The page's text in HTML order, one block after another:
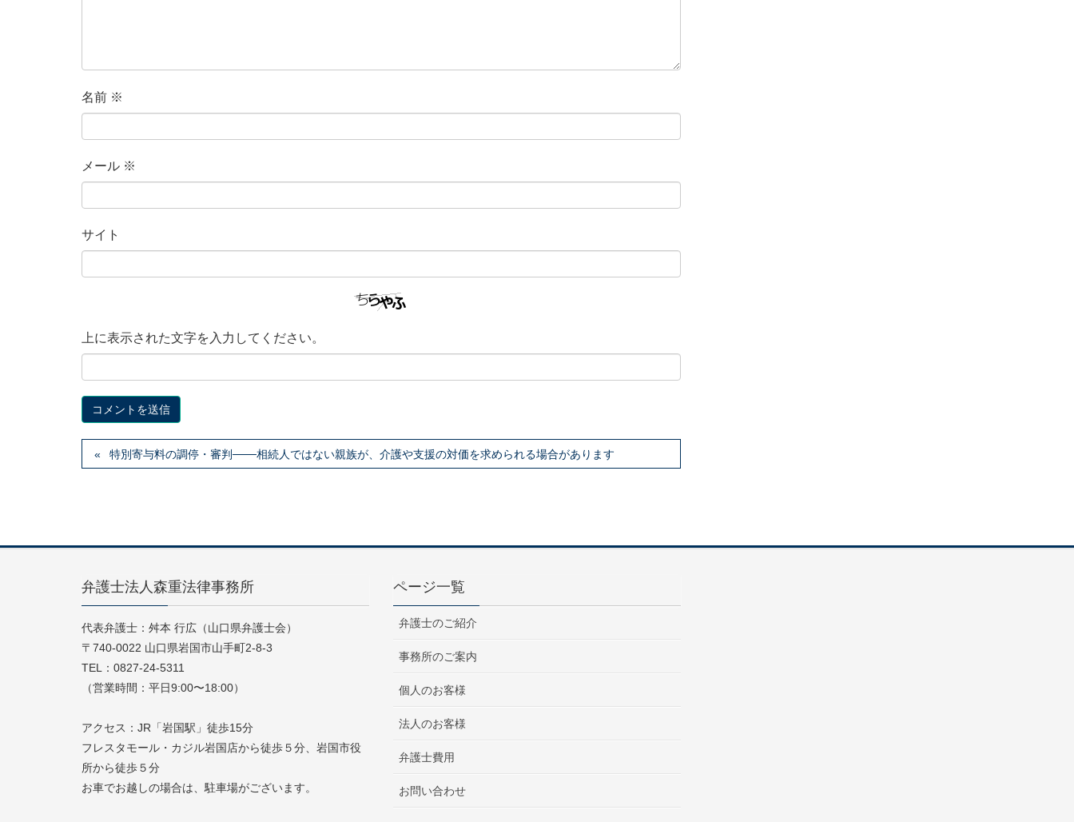
名前 ※
メール ※
サイト
上に表示された文字を入力してください。
特別寄与料の調停・審判───相続人ではない親族が、介護や支援の対価を求められる場合があります
弁護士法人森重法律事務所
代表弁護士：舛本 行広（山口県弁護士会）
〒740-0022 山口県岩国市山手町2-8-3
TEL：0827-24-5311
（営業時間：平日9:00〜18:00）
アクセス：JR「岩国駅」徒歩15分
フレスタモール・カジル岩国店から徒歩５分、岩国市役
所から徒歩５分
お車でお越しの場合は、駐車場がございます。
ページ一覧
弁護士のご紹介
事務所のご案内
個人のお客様
法人のお客様
弁護士費用
お問い合わせ